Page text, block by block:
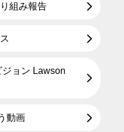
組み報告
ョン Lawson
動画